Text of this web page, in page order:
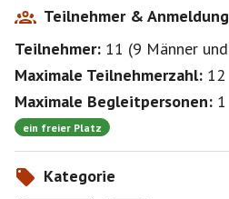
Teilnehmer & Anmeldung
Teilnehmer: 11 (9 Männer und
Maximale Teilnehmerzahl: 12
Maximale Begleitpersonen: 1
ein freier Platz
Kategorie